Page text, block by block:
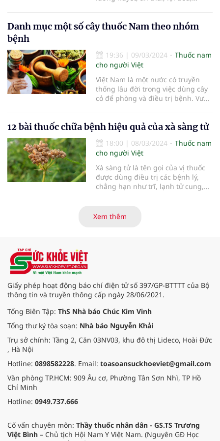
Danh mục một số cây thuốc Nam theo nhóm
bệnh
19:36 | 09/03/2024
Thuốc nam
cho người Việt
Việt Nam là một nước có truyền
thống lâu đời trong việc dùng cây
cỏ để phòng và điều trị bệnh. Vườn
số bệnh thông thường.
12 bài thuốc chữa bệnh hiệu quả của xà sàng tử
18:00 | 08/03/2024
Thuốc nam
cho người Việt
Xà sàng tử là tên gọi của vị thuốc
được dùng điều trị các bệnh lý,
chẳng hạn như trĩ, lạnh tử cung,
Xem thêm
Giấy phép hoạt động báo chí điện tử số 397/GP-BTTTT của Bộ
thông tin và truyền thông cấp ngày 28/06/2021.
Tổng Biên Tập: ThS Nhà báo Chúc Kim Vinh
Tổng thư ký tòa soạn: Nhà báo Nguyễn Khải
Trụ sở chính: Tầng 2, Căn 03NV03, khu đô thị Lideco, Hoài Đức
, Hà Nội
Hotline: 0898582228. Email: toasoansuckhoeviet@gmail.com
Văn phòng TP.HCM: 909 Âu cơ, Phường Tân Sơn Nhì, TP Hồ
Chí Minh
Hotline: 0949.737.666
Cố vấn chuyên môn: Thầy thuốc nhân dân - GS.TS Trương
Việt Bình – Chủ tịch Hội Nam Y Việt Nam. (Nguyên GĐ Học